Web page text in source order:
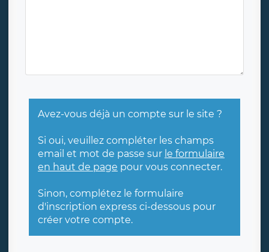
Avez-vous déjà un compte sur le site ?
Si oui, veuillez compléter les champs
email et mot de passe sur le formulaire
en haut de page pour vous connecter.
Sinon, complétez le formulaire
d'inscription express ci-dessous pour
créer votre compte.